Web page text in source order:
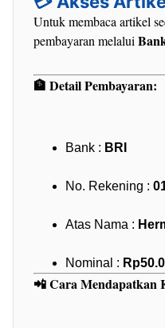
Untuk membaca artikel
pembayaran melalui
🏦 Detail Pembayaran:
Bank : BRI
No. Rekening :
Atas Nama :
Nominal :
📲 Cara Mendapatkan